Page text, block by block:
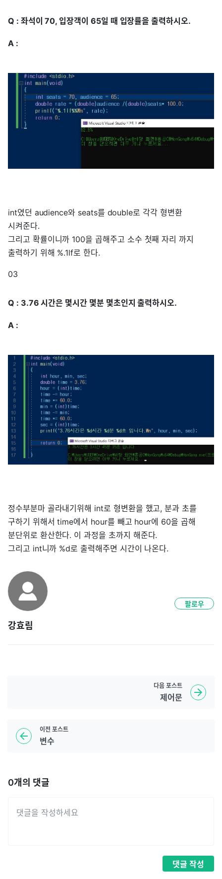
Q : 좌석이 70, 입장객이 65일 때 입장률을 출력하시오.
A :
int였던 audience와 seats를 double로 각각 형변환
시켜준다.
그리고 확률이니까 100을 곱해주고 소수 첫째 자리 까지
출력하기 위해 %.1lf로 한다.
03
Q : 3.76 시간은 몇시간 몇분 몇초인지 출력하시오.
A :
정수부분마 골라내기위해 int로 형변환을 했고, 분과 초를
구하기 위해서 time에서 hour를 빼고 hour에 60을 곱해
분단위로 환산한다. 이 과정을 초까지 해준다.
그리고 int니까 %d로 출력해주면 시간이 나온다.
강효림
팔로우
이전 포스트
변수
다음 포스트
제어문
0개의 댓글
댓글 작성